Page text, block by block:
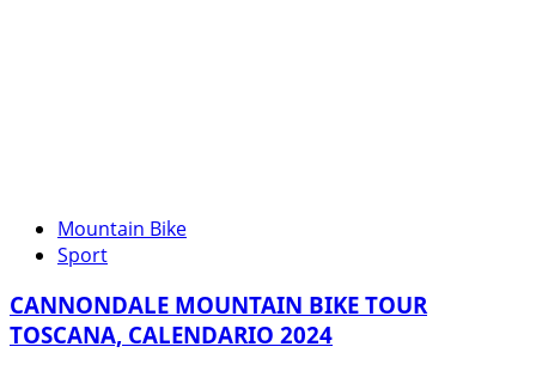
Mountain Bike
Sport
CANNONDALE MOUNTAIN BIKE TOUR
TOSCANA, CALENDARIO 2024